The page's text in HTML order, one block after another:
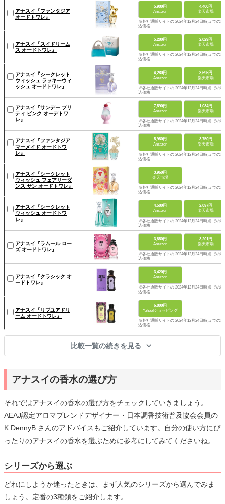
アナスイ『ファンタジア
オードトワレ』
5,980円
Amazon
4,400円
楽天市場
※各社通販サイトの 2024年12月24日時点 での税
込価格
アナスイ『スイドリーム
ス オードトワレ』
5,280円
Amazon
2,829円
楽天市場
※各社通販サイトの 2024年12月24日時点 での税
込価格
アナスイ『シークレット
ウィッシュ ラッキーウィ
ッシュ オードトワレ』
4,280円
Amazon
3,695円
楽天市場
※各社通販サイトの 2024年12月24日時点 での税
込価格
アナスイ『サンデー プリ
ティ ピンク オーデトワ
レ』
7,590円
Amazon
1,034円
楽天市場
※各社通販サイトの 2024年12月24日時点 での税
込価格
アナスイ『ファンタジア
マーメイド オードトワ
レ』
5,980円
Amazon
3,750円
楽天市場
※各社通販サイトの 2024年12月24日時点 での税
込価格
アナスイ『シークレット
ウィッシュ フェアリーダ
ンス サン オードトワレ』
3,960円
楽天市場
※各社通販サイトの 2024年12月24日時点 での税
込価格
アナスイ『シークレット
ウィッシュ オードトワ
レ』
4,580円
Amazon
2,897円
楽天市場
※各社通販サイトの 2024年12月24日時点 での税
込価格
アナスイ『ラムール ロー
ズ オードトワレ』
3,850円
Amazon
3,201円
楽天市場
※各社通販サイトの 2024年12月24日時点 での税
込価格
アナスイ『クラシック オ
ードトワレ』
3,420円
Amazon
※各社通販サイトの 2024年12月24日時点 での税
込価格
アナスイ『リブユアドリ
ーム オードトワレ』
6,800円
Yahoo!ショッピング
※各社通販サイトの 2024年12月24日時点 での税
込価格
比較一覧の続きを見る
アナスイの香水の選び方
それではアナスイの香水の選び方をチェックしていきましょう。
AEAJ認定アロマブレンドデザイナー・日本調香技術普及協会会員の
K.DennyB.さんのアドバイスもご紹介しています。自分の使い方にぴ
ったりのアナスイの香水を選ぶために参考にしてみてくださいね。
シリーズから選ぶ
どれにしようか迷ったときは、まず人気のシリーズから選んでみま
しょう。定番の3種類をご紹介します。